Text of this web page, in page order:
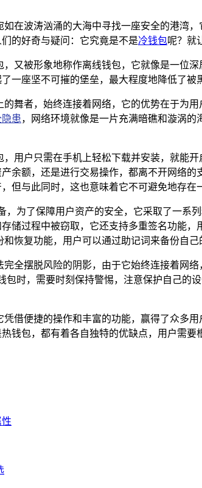
在波涛汹涌的大海中寻找一座安全的港湾
的好奇与疑问：它究竟是不是冷钱包呢？就
又被形象地称作离线钱包，它就像是一位
一座坚不可摧的堡垒，最大程度地降低了
舞者，始终连接着网络，它的优势在于为
患，网络环境就像是一片充满暗礁和漩涡
用户只需在手机上轻松下载并安装，就能
余额，还是进行交易操作，都离不开网络
但与此同时，这也意味着它不可避免地存在
，为了保障用户资产的安全，它采取了一
储过程中被窃取，它还支持多重签名功能
恢复功能，用户可以通过助记词来备份自
全摆脱风险的阴影，由于它始终连接着网
包时，需要时刻保持警惕，注意保护自己
借便捷的操作和丰富的功能，赢得了众多
钱包，都有着各自独特的优缺点，用户需
性